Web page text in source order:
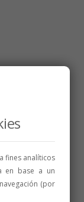
fines analíticos
en base a un
(por